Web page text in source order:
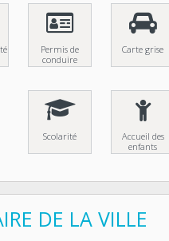
Permis de
conduire
Carte grise
Scolarité
Accueil des
enfants
DE LA VILLE